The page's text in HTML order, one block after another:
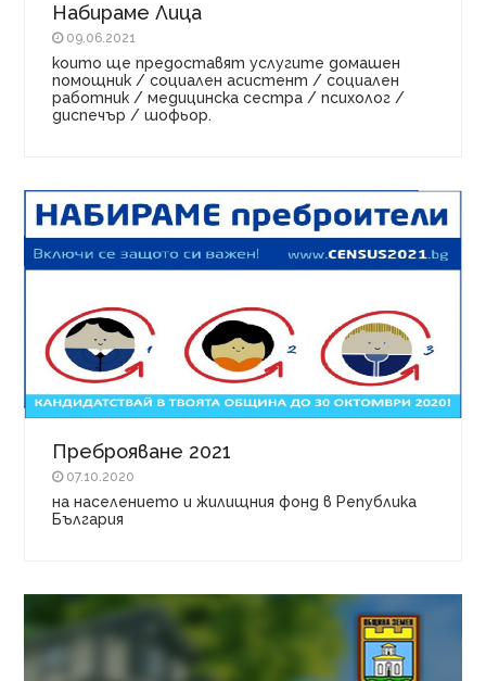
Набираме Лица
09.06.2021
които ще предоставят услугите домашен
помощник / социален асистент / социален
работник / медицинска сестра / психолог /
диспечър / шофьор.
Преброяване 2021
07.10.2020
на населението и жилищния фонд в Република
България